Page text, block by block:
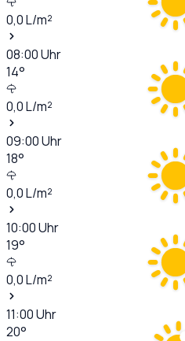
0,0L/m²
08:00Uhr
14°
0,0L/m²
09:00Uhr
18°
0,0L/m²
10:00Uhr
19°
0,0L/m²
11:00Uhr
20°